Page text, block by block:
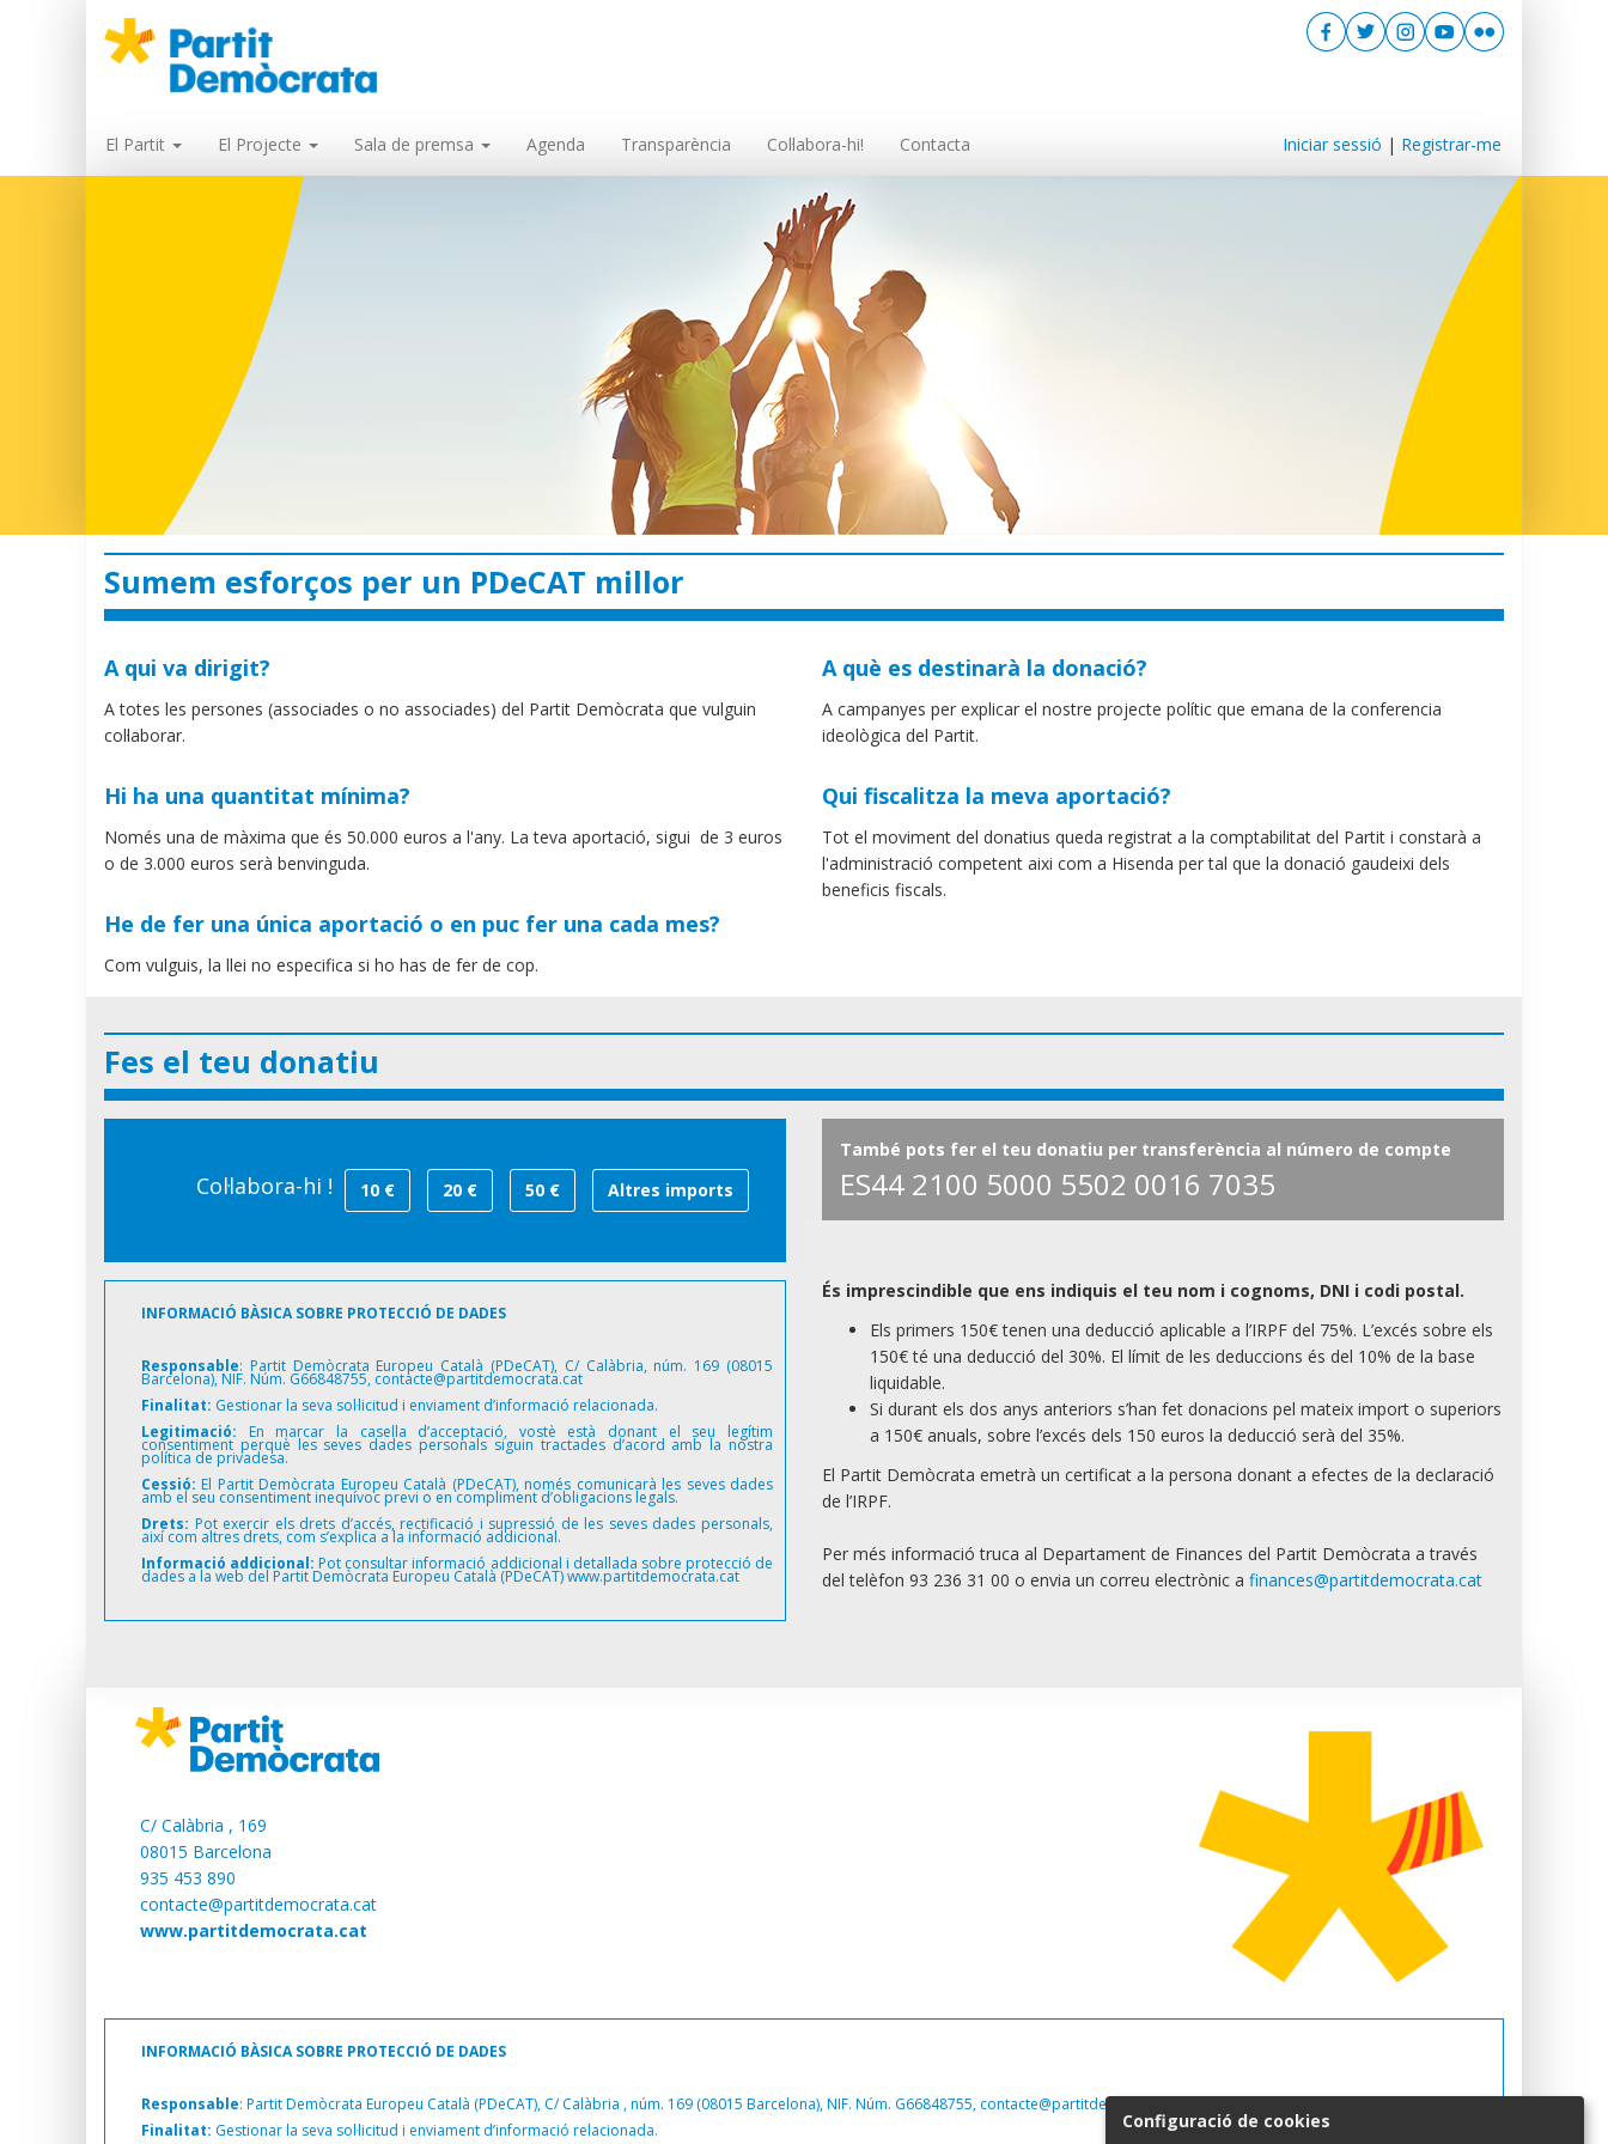
El Partit El Projecte Sala de premsa Agenda Transparència Col·labora-hi! Contacta Iniciar sessió | Registrar-me
Sumem esforços per un PDeCAT millor
A qui va dirigit?
A totes les persones (associades o no associades) del Partit Demòcrata que vulguin
col·laborar.
Hi ha una quantitat mínima?
Només una de màxima que és 50.000 euros a l'any. La teva aportació, sigui de 3 euros
o de 3.000 euros serà benvinguda.
He de fer una única aportació o en puc fer una cada mes?
Com vulguis, la llei no especifica si ho has de fer de cop.
A què es destinarà la donació?
A campanyes per explicar el nostre projecte polític que emana de la conferencia
ideològica del Partit.
Qui fiscalitza la meva aportació?
Tot el moviment del donatius queda registrat a la comptabilitat del Partit i constarà a
l'administració competent aixi com a Hisenda per tal que la donació gaudeixi dels
beneficis fiscals.
Fes el teu donatiu
Col·labora-hi ! 10 € 20 € 50 € Altres imports
INFORMACIÓ BÀSICA SOBRE PROTECCIÓ DE DADES
Responsable: Partit Demòcrata Europeu Català (PDeCAT), C/ Calàbria, núm. 169 (08015
Barcelona), NIF. Núm. G66848755, contacte@partitdemocrata.cat
Finalitat: Gestionar la seva sol·licitud i enviament d’informació relacionada.
Legitimació: En marcar la casella d’acceptació, vostè està donant el seu legítim
consentiment perquè les seves dades personals siguin tractades d’acord amb la nostra
política de privadesa.
Cessió: El Partit Demòcrata Europeu Català (PDeCAT), només comunicarà les seves dades
amb el seu consentiment inequívoc previ o en compliment d’obligacions legals.
Drets: Pot exercir els drets d’accés, rectificació i supressió de les seves dades personals,
així com altres drets, com s’explica a la informació addicional.
Informació addicional: Pot consultar informació addicional i detallada sobre protecció de
dades a la web del Partit Demòcrata Europeu Català (PDeCAT)www.partitdemocrata.cat
També pots fer el teu donatiu per transferència al número de compte
ES44 2100 5000 5502 0016 7035
És imprescindible que ens indiquis el teu nom i cognoms, DNI i codi postal.
Els primers 150€ tenen una deducció aplicable a l’IRPF del 75%. L’excés sobre els
150€ té una deducció del 30%. El límit de les deduccions és del 10% de la base
liquidable.
Si durant els dos anys anteriors s’han fet donacions pel mateix import o superiors
a 150€ anuals, sobre l’excés dels 150 euros la deducció serà del 35%.
El Partit Demòcrata emetrà un certificat a la persona donant a efectes de la declaració
de l’IRPF.
Per més informació truca al Departament de Finances del Partit Demòcrata a través
del telèfon 93 236 31 00 o envia un correu electrònic a finances@partitdemocrata.cat
C/ Calàbria , 169
08015 Barcelona
935 453 890
contacte@partitdemocrata.cat
www.partitdemocrata.cat
INFORMACIÓ BÀSICA SOBRE PROTECCIÓ DE DADES
Responsable: Partit Demòcrata Europeu Català (PDeCAT), C/Calàbria ,núm. 169 (08015 Barcelona), NIF. Núm. G66848755, contacte@partitdemocrata.cat
Finalitat: Gestionar la seva sol·licitud i enviament d’informació relacionada. Configuració de cookies